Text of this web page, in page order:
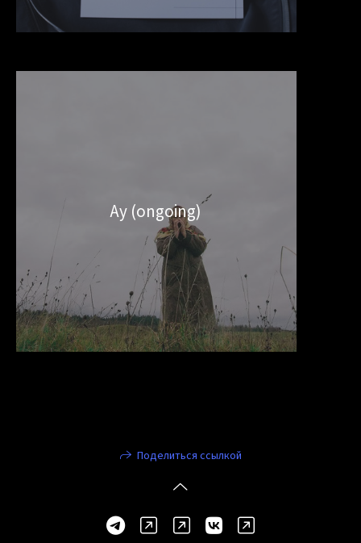
Ау (ongoing)
Поделиться ссылкой